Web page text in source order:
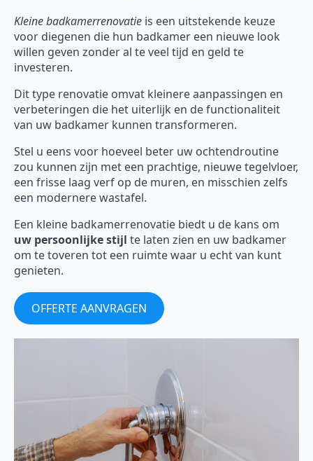
Kleine badkamerrenovatie is een uitstekende keuze
voor diegenen die hun badkamer een nieuwe look
willen geven zonder al te veel tijd en geld te
investeren.
Dit type renovatie omvat kleinere aanpassingen en
verbeteringen die het uiterlijk en de functionaliteit
van uw badkamer kunnen transformeren.
Stel u eens voor hoeveel beter uw ochtendroutine
zou kunnen zijn met een prachtige, nieuwe tegelvloer,
een frisse laag verf op de muren, en misschien zelfs
een modernere wastafel.
Een kleine badkamerrenovatie biedt u de kans om
uw persoonlijke stijl te laten zien en uw badkamer
om te toveren tot een ruimte waar u echt van kunt
genieten.
OFFERTE AANVRAGEN